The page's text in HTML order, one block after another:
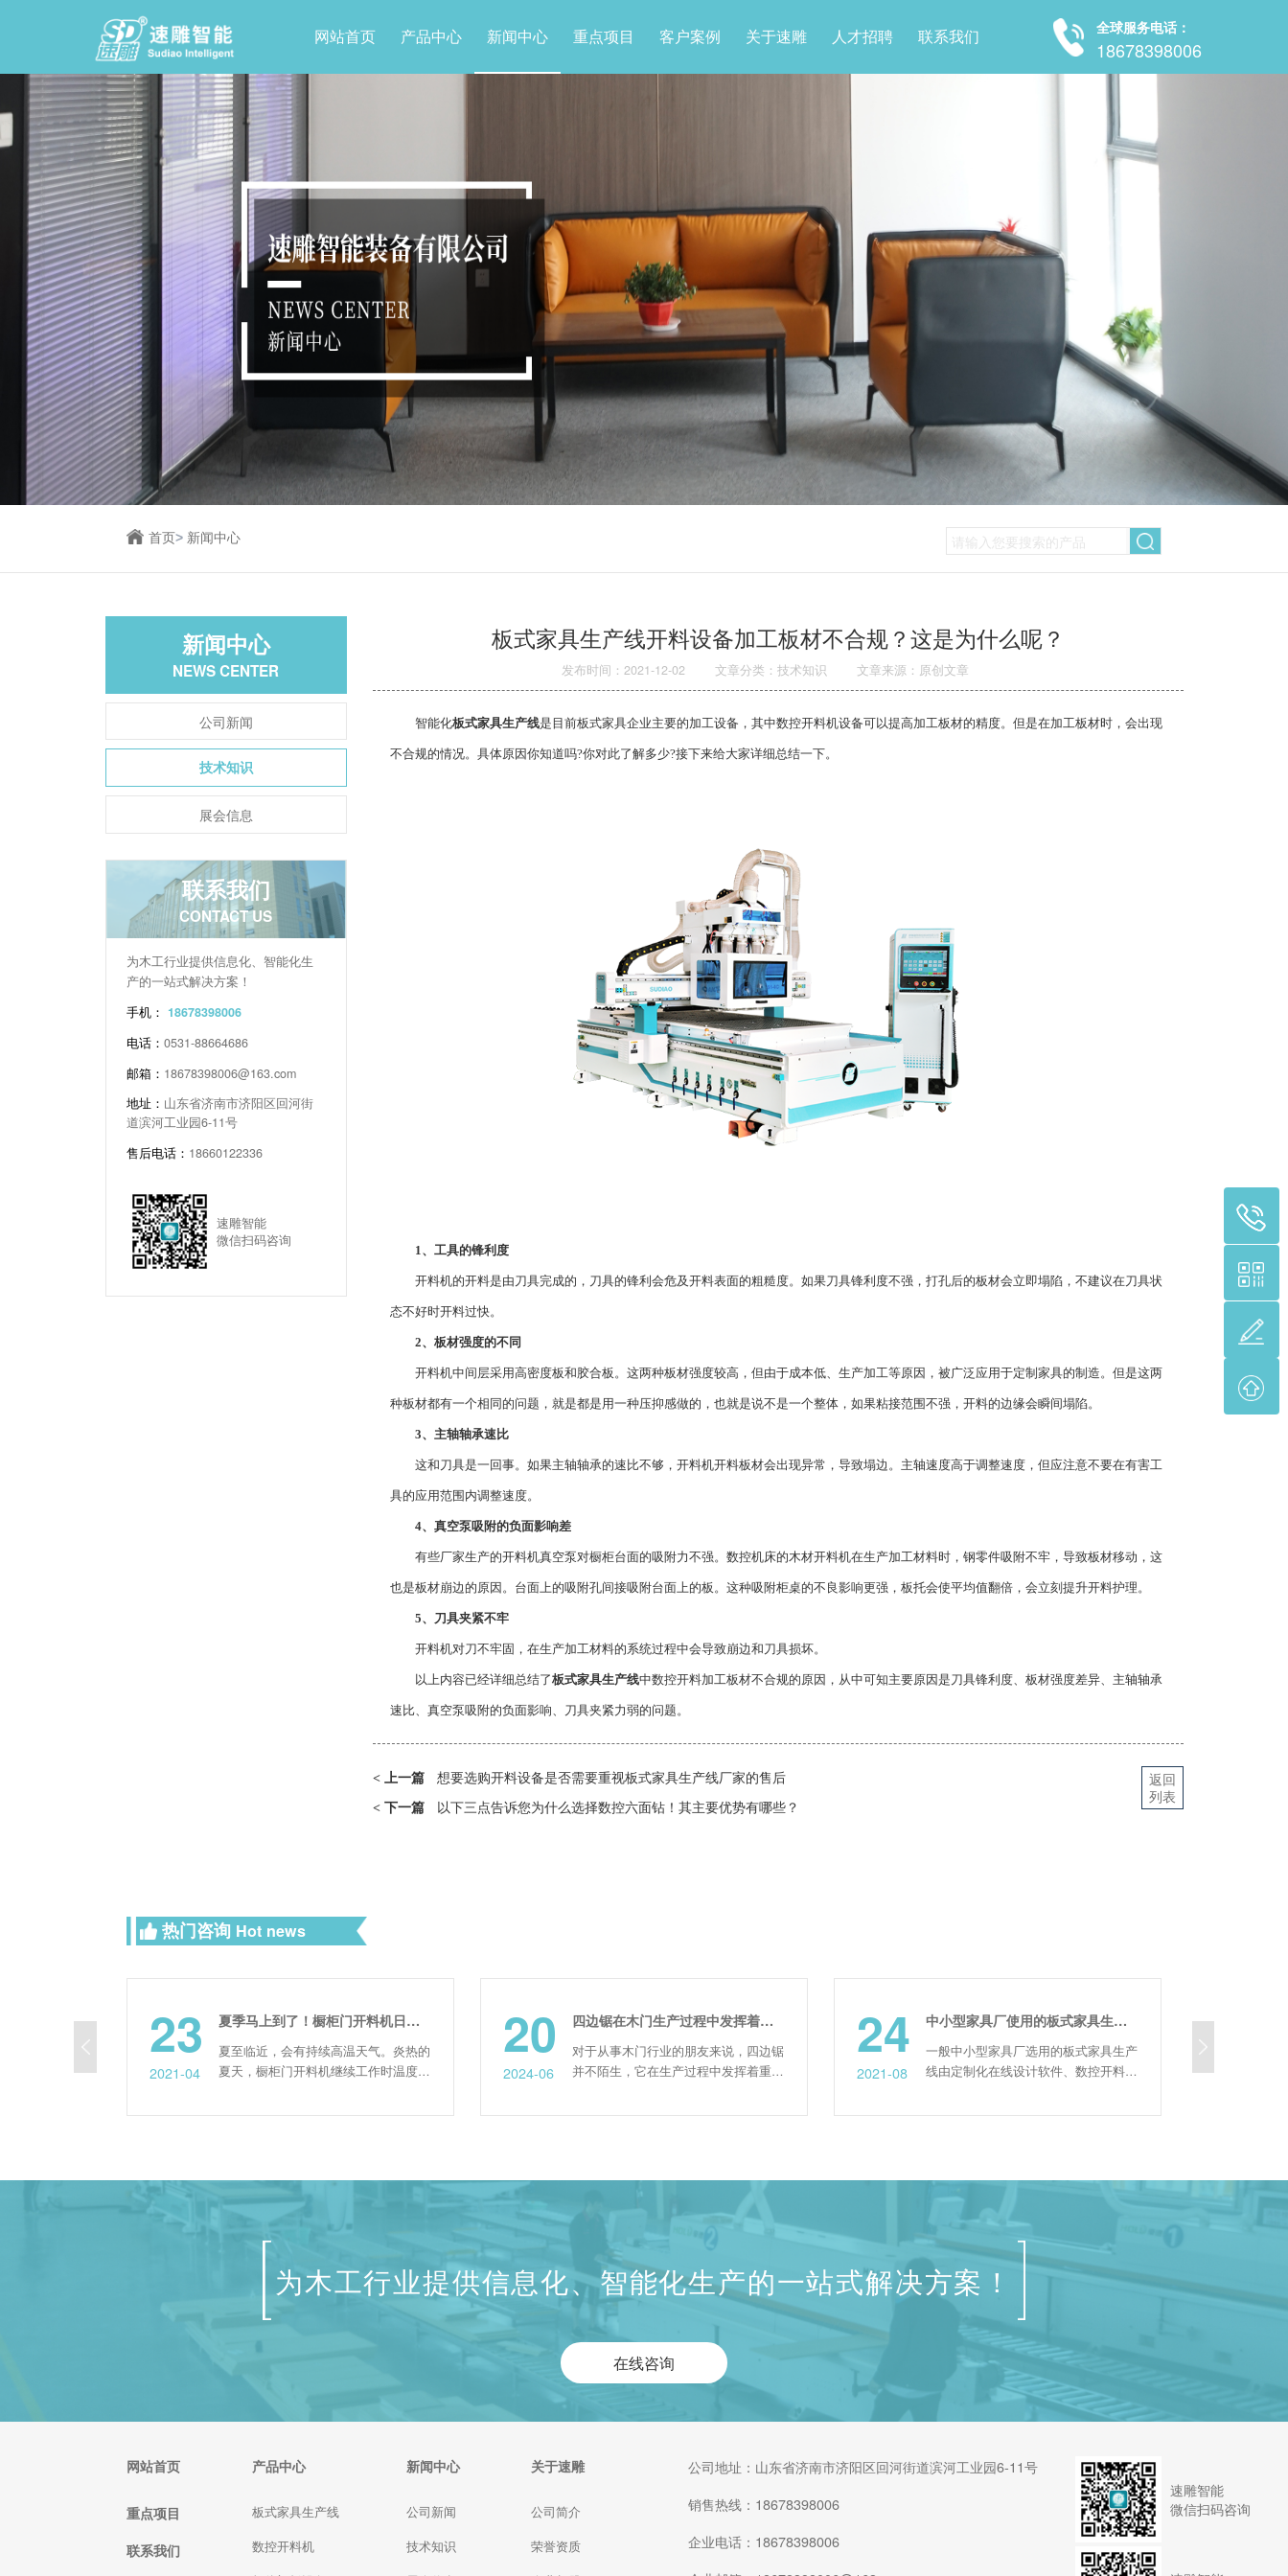
网站首页 产品中心 新闻中心 重点项目 客户案例 关于速雕 人才招聘 联系我们 全球服务电话：
18678398006
首页> 新闻中心
新闻中心
NEWS CENTER
公司新闻
技术知识
展会信息
联系我们
CONTACT US
为木工行业提供信息化、智能化生
产的一站式解决方案！
手机： 18678398006
电话：0531-88664686
邮箱： 18678398006@163.com
地址： 山东省济南市济阳区回河街
道滨河工业园6-11号
售后电话： 18660122336
速雕智能
微信扫码咨询
板式家具生产线开料设备加工板材不合规？这是为什么呢？
发布时间：2021-12-02 文章分类：技术知识 文章来源：原创文章
智能化板式家具生产线是目前板式家具企业主要的加工设备，其中数控开料机设备可以提高加工板材的精度。但是在加工板材时，会出现
不合规的情况。具体原因你知道吗?你对此了解多少?接下来给大家详细总结一下。
1、工具的锋利度
开料机的开料是由刀具完成的，刀具的锋利会危及开料表面的粗糙度。如果刀具锋利度不强，打孔后的板材会立即塌陷，不建议在刀具状
态不好时开料过快。
2、板材强度的不同
开料机中间层采用高密度板和胶合板。这两种板材强度较高，但由于成本低、生产加工等原因，被广泛应用于定制家具的制造。但是这两
种板材都有一个相同的问题，就是都是用一种压抑感做的，也就是说不是一个整体，如果粘接范围不强，开料的边缘会瞬间塌陷。
3、主轴轴承速比
这和刀具是一回事。如果主轴轴承的速比不够，开料机开料板材会出现异常，导致塌边。主轴速度高于调整速度，但应注意不要在有害工
具的应用范围内调整速度。
4、真空泵吸附的负面影响差
有些厂家生产的开料机真空泵对橱柜台面的吸附力不强。数控机床的木材开料机在生产加工材料时，钢零件吸附不牢，导致板材移动，这
也是板材崩边的原因。台面上的吸附孔间接吸附台面上的板。这种吸附柜桌的不良影响更强，板托会使平均值翻倍，会立刻提升开料护理。
5、刀具夹紧不牢
开料机对刀不牢固，在生产加工材料的系统过程中会导致崩边和刀具损坏。
以上内容已经详细总结了板式家具生产线中数控开料加工板材不合规的原因，从中可知主要原因是刀具锋利度、板材强度差异、主轴轴承
速比、真空泵吸附的负面影响、刀具夹紧力弱的问题。
< 上一篇 想要选购开料设备是否需要重视板式家具生产线厂家的售后
< 下一篇 以下三点告诉您为什么选择数控六面钻！其主要优势有哪些？
返回
列表
热门咨询 Hot news
23
2021-04
夏季马上到了！橱柜门开料机日常维护要重视起来了！
夏至临近，会有持续高温天气。炎热的
夏天，橱柜门开料机继续工作时温度过
开料机需要更加注意!那么夏季如何对
设备温度会过高，会发生故障。同时，
车间还应选择通风的环境...
四边锯在木门生产过程中发挥着哪些重要的作用
对于从事木门行业的朋友来说，四边锯
并不陌生，它在生产过程中发挥着重要
睐，那到底发挥了哪些重要的作用呢？
中小型家具厂使用的板式家具生产线主要有哪些设备组成
一般中小型家具厂选用的板式家具生产
线由定制化在线设计软件、数控开料
产品型号齐全，非常适合中小型家具
21
2023-12
为木工行业提供信息化、智能化生产的一站式解决方案！
在线咨询
网站首页
重点项目
联系我们
产品中心
板式家具生产线
数控开料机
新闻中心
公司新闻
技术知识
关于速雕
公司简介
荣誉资质
公司地址：山东省济南市济阳区回河街道滨河工业园6-11号
销售热线：18678398006
企业电话：18678398006
速雕智能
微信扫码咨询